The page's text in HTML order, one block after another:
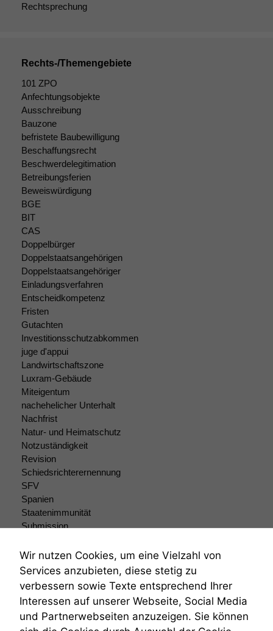
Rechtsprechung
Rechts-/Themengebiete
101 ZPO
Anfechtungsobjekte
Ausschreibung
Bauzone
befristete Baubewilligung
Beschaffungsrecht
Beschwerdelegitimation
Betreibungsferien
Beweiswürdigung
BGE
BIT
CAS
Doppelbürger
Doppelstaatsangehörigen
Doppelstaatsangehöriger
Einladungsverfahren
Entscheidkompetenz
Fristen
Gutachten
Investitionsschutzabkommen
juge d'appui
Landwirtschaftszone
Luxram-Gebäude
Miteigentum
nachehelicher Unterhalt
Nachfrist
Natur- und Heimatschutz
Notzuständigkeit
Revision
Schiedsrichterernennung
SFV
Spanien
Staatenimmunität
Submission
Teilungsklage
Venezuela
VRK
Wiederherstellungsanordnung
Zivilprozessordnung
ZPO
Wir nutzen Cookies, um eine Vielzahl von
Services anzubieten, diese stetig zu
verbessern sowie Texte entsprechend Ihrer
Interessen auf unserer Webseite, Social Media
und Partnerwebseiten anzuzeigen. Sie können